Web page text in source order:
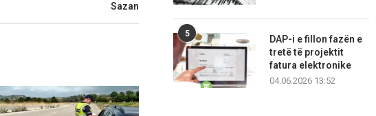
Sazan
5
DAP-i e fillon fazën e
tretë të projektit
fatura elektronike
04.06.2026 13:52